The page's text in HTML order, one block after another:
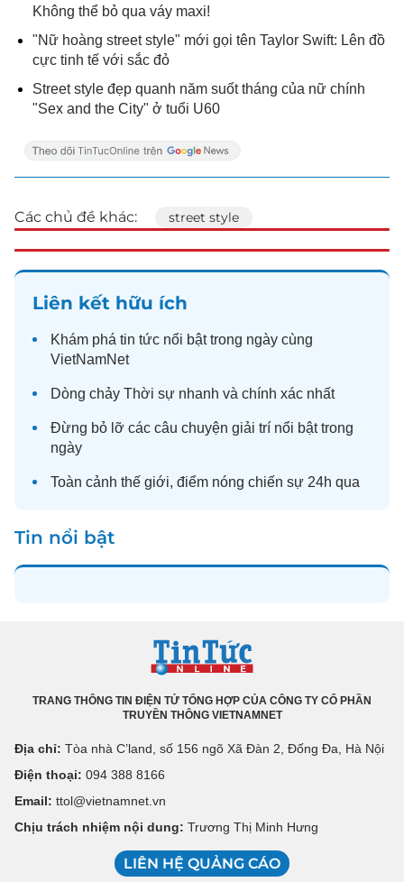
Không thể bỏ qua váy maxi!
"Nữ hoàng street style" mới gọi tên Taylor Swift: Lên đồ
cực tinh tế với sắc đỏ
Street style đẹp quanh năm suốt tháng của nữ chính
"Sex and the City" ở tuổi U60
Các chủ đề khác: street style
Liên kết hữu ích
Khám phá tin tức nổi bật trong ngày cùng
VietNamNet
Dòng chảy Thời sự nhanh và chính xác nhất
Đừng bỏ lỡ các câu chuyện giải trí nổi bật trong
ngày
Toàn cảnh thế giới, điểm nóng chiến sự 24h qua
Tin nổi bật
TRANG THÔNG TIN ĐIỆN TỬ TỔNG HỢP CỦA CÔNG TY CỔ PHẦN
TRUYỀN THÔNG VIETNAMNET
Địa chỉ: Tòa nhà C’land, số 156 ngõ Xã Đàn 2, Đống Đa, Hà Nội
Điện thoại: 094 388 8166
Email: ttol@vietnamnet.vn
Chịu trách nhiệm nội dung: Trương Thị Minh Hưng
LIÊN HỆ QUẢNG CÁO